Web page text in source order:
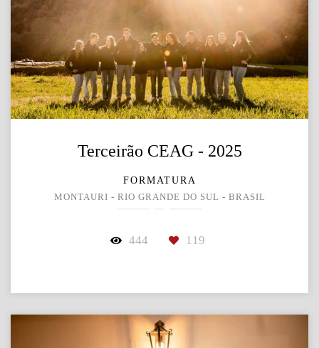
Terceirão CEAG - 2025
FORMATURA
MONTAURI - RIO GRANDE DO SUL - BRASIL
444 119